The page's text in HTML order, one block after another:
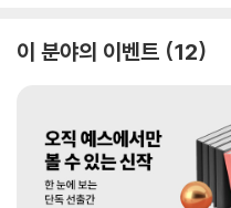
이 분야의 이벤트 12